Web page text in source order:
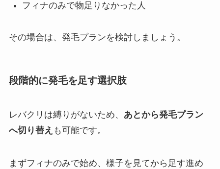
フィナのみで物足りなかった人
その場合は、発毛プランを検討しましょう。
段階的に発毛を足す選択肢
レバクリは縛りがないため、 あとから発毛プラン
へ切り替え も可能です。
まずフィナのみで始め、様子を見てから足す進め